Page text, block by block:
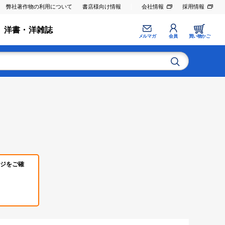
弊社著作物の利用について 書店様向け情報 会社情報 採用情報
洋書・洋雑誌
メルマガ 会員 買い物かご
をご確